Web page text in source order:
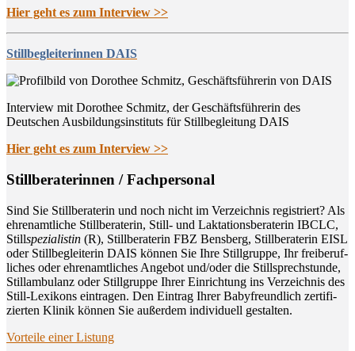
Hier geht es zum Interview >>
Stillbegleiterinnen DAIS
Interview mit Dorothee Schmitz, der Geschäftsführerin des
Deutschen Ausbildungsinstituts für Stillbegleitung DAIS
Hier geht es zum Interview >>
Still­be­ra­te­rin­nen / Fachpersonal
Sind Sie Still­be­ra­te­rin und noch nicht im Ver­zeich­nis regis­triert? Als
ehren­amt­li­che Still­be­ra­te­rin, Still- und Lak­ta­ti­ons­be­ra­te­rin IBCLC,
Stillspe­zia­lis­tin (R), Still­be­ra­te­rin FBZ Bens­berg, Still­be­ra­te­rin EISL
oder Still­be­glei­te­rin DAIS kön­nen Sie Ihre Still­grup­pe, Ihr frei­be­ruf­
li­ches oder ehren­amt­li­ches Ange­bot und/oder die Still­sprech­stun­de,
Still­am­bu­lanz oder Still­grup­pe Ihrer Ein­rich­tung ins Ver­zeich­nis des
Still-Lexi­kons ein­tra­gen. Den Ein­trag Ihrer Baby­freund­lich zer­ti­fi­
zier­ten Kli­nik kön­nen Sie außer­dem indi­vi­du­ell gestalten.
Vor­tei­le einer Listung